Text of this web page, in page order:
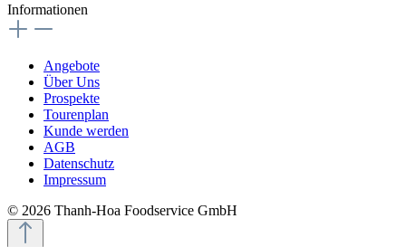
Informationen
Angebote
Über Uns
Prospekte
Tourenplan
Kunde werden
AGB
Datenschutz
Impressum
© 2026 Thanh-Hoa Foodservice GmbH